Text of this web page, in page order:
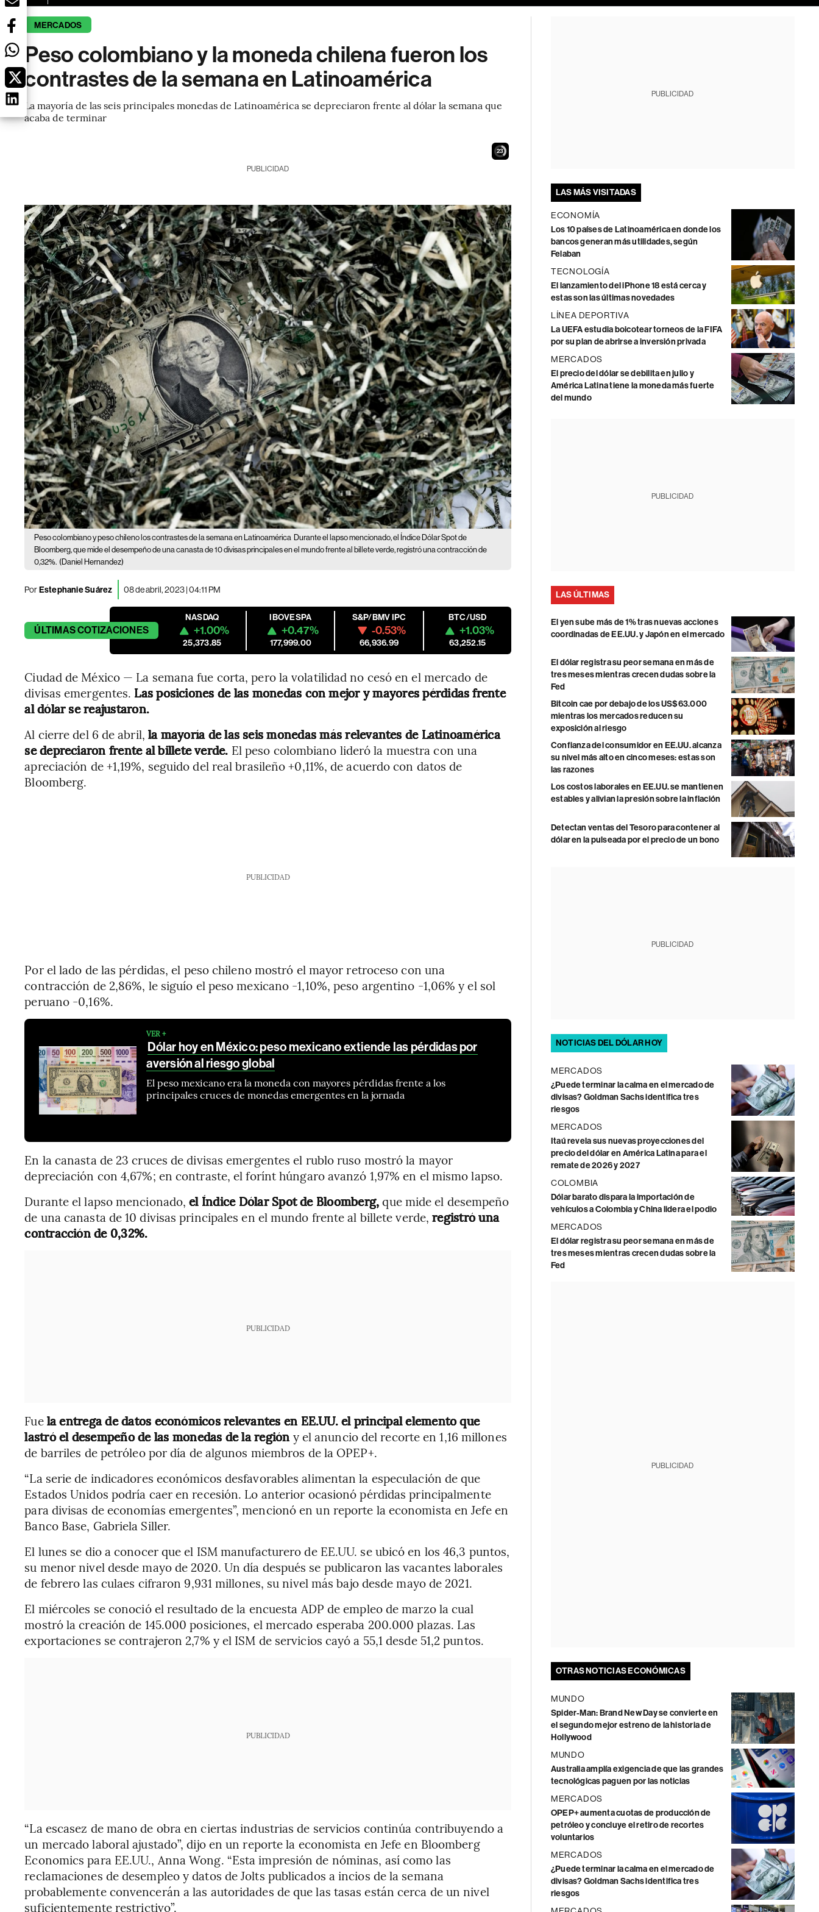
MERCADOS
Peso colombiano y la moneda chilena fueron los
contrastes de la semana en Latinoamérica
La mayoría de las seis principales monedas de Latinoamérica se depreciaron frente al dólar la semana que
acaba de terminar
22
PUBLICIDAD
Peso colombiano y peso chileno los contrastes de la semana en Latinoamérica Durante el lapso mencionado, el Índice Dólar Spot de
Bloomberg, que mide el desempeño de una canasta de 10 divisas principales en el mundo frente al billete verde, registró una contracción de
0,32%. (Daniel Hernandez)
PorEstephanie Suárez 08 de abril, 2023 | 04:11 PM
ÚLTIMASCOTIZACIONES
NASDAQ
+1.00%
25,373.85
IBOVESPA
+0.47%
177,999.00
S&P/BMV IPC
-0.53%
66,936.99
BTC/USD
+1.03%
63,252.15
Ciudad de México — La semana fue corta, pero la volatilidad no cesó en el mercado de
divisas emergentes. Las posiciones de las monedas con mejor y mayores pérdidas frente
al dólar se reajustaron.
Al cierre del 6 de abril, la mayoría de las seis monedas más relevantes de Latinoamérica
se depreciaron frente al billete verde. El peso colombiano lideró la muestra con una
apreciación de +1,19%, seguido del real brasileño +0,11%, de acuerdo con datos de
Bloomberg.
PUBLICIDAD
Por el lado de las pérdidas, el peso chileno mostró el mayor retroceso con una
contracción de 2,86%, le siguío el peso mexicano -1,10%, peso argentino -1,06% y el sol
peruano -0,16%.
VER +
Dólar hoy en México: peso mexicano extiende las pérdidas por
aversión al riesgo global
El peso mexicano era la moneda con mayores pérdidas frente a los
principales cruces de monedas emergentes en la jornada
En la canasta de 23 cruces de divisas emergentes el rublo ruso mostró la mayor
depreciación con 4,67%; en contraste, el forínt húngaro avanzó 1,97% en el mismo lapso.
Durante el lapso mencionado,el Índice Dólar Spot de Bloomberg,que mide el desempeño
de una canasta de 10 divisas principales en el mundo frente al billete verde,registró una
contracción de 0,32%.
PUBLICIDAD
Fuela entrega de datos económicos relevantes en EE.UU. el principal elemento que
lastró el desempeño de las monedas de la región y el anuncio del recorte en 1,16 millones
de barriles de petróleo por día de algunos miembros de la OPEP+.
“La serie de indicadores económicos desfavorables alimentan la especulación de que
Estados Unidos podría caer en recesión. Lo anterior ocasionó pérdidas principalmente
para divisas de economías emergentes”, mencionó en un reporte la economista en Jefe en
Banco Base, Gabriela Siller.
El lunes se dio a conocer que el ISM manufacturero de EE.UU. se ubicó en los 46,3 puntos,
su menor nivel desde mayo de 2020. Un día después se publicaron las vacantes laborales
de febrero las culaes cifraron 9,931 millones, su nivel más bajo desde mayo de 2021.
El miércoles se conoció el resultado de la encuesta ADP de empleo de marzo la cual
mostró la creación de 145.000 posiciones, el mercado esperaba 200.000 plazas. Las
exportaciones se contrajeron 2,7% y el ISM de servicios cayó a 55,1 desde 51,2 puntos.
PUBLICIDAD
“La escasez de mano de obra en ciertas industrias de servicios continúa contribuyendo a
un mercado laboral ajustado”, dijo en un reporte la economista en Jefe en Bloomberg
Economics para EE.UU., Anna Wong. “Esta impresión de nóminas, así como las
reclamaciones de desempleo y datos de Jolts publicados a incios de la semana
probablemente convencerán a las autoridades de que las tasas están cerca de un nivel
suficientemente restrictivo”.
PUBLICIDAD
LAS MÁS VISITADAS
ECONOMÍA
Los 10 países de Latinoamérica en donde los
bancos generan más utilidades, según
Felaban
TECNOLOGÍA
El lanzamiento del iPhone 18 está cerca y
estas son las últimas novedades
LÍNEA DEPORTIVA
La UEFA estudia boicotear torneos de la FIFA
por su plan de abrirse a inversión privada
MERCADOS
El precio del dólar se debilita en julio y
América Latina tiene la moneda más fuerte
del mundo
PUBLICIDAD
LAS ÚLTIMAS
El yen sube más de 1% tras nuevas acciones
coordinadas de EE.UU. y Japón en el mercado
El dólar registra su peor semana en más de
tres meses mientras crecen dudas sobre la
Fed
Bitcoin cae por debajo de los US$63.000
mientras los mercados reducen su
exposición al riesgo
Confianza del consumidor en EE.UU. alcanza
su nivel más alto en cinco meses: estas son
las razones
Los costos laborales en EE.UU. se mantienen
estables y alivian la presión sobre la inflación
Detectan ventas del Tesoro para contener al
dólar en la pulseada por el precio de un bono
PUBLICIDAD
NOTICIAS DEL DÓLAR HOY
MERCADOS
¿Puede terminar la calma en el mercado de
divisas? Goldman Sachs identifica tres
riesgos
MERCADOS
Itaú revela sus nuevas proyecciones del
precio del dólar en América Latina para el
remate de 2026 y 2027
COLOMBIA
Dólar barato dispara la importación de
vehículos a Colombia y China lidera el podio
MERCADOS
El dólar registra su peor semana en más de
tres meses mientras crecen dudas sobre la
Fed
PUBLICIDAD
OTRAS NOTICIAS ECONÓMICAS
MUNDO
Spider-Man: Brand New Day se convierte en
el segundo mejor estreno de la historia de
Hollywood
MUNDO
Australia amplía exigencia de que las grandes
tecnológicas paguen por las noticias
MERCADOS
OPEP+ aumenta cuotas de producción de
petróleo y concluye el retiro de recortes
voluntarios
MERCADOS
¿Puede terminar la calma en el mercado de
divisas? Goldman Sachs identifica tres
riesgos